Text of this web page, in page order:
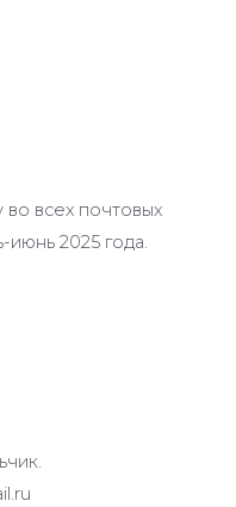
во всех почтовых
июнь 2025 года.